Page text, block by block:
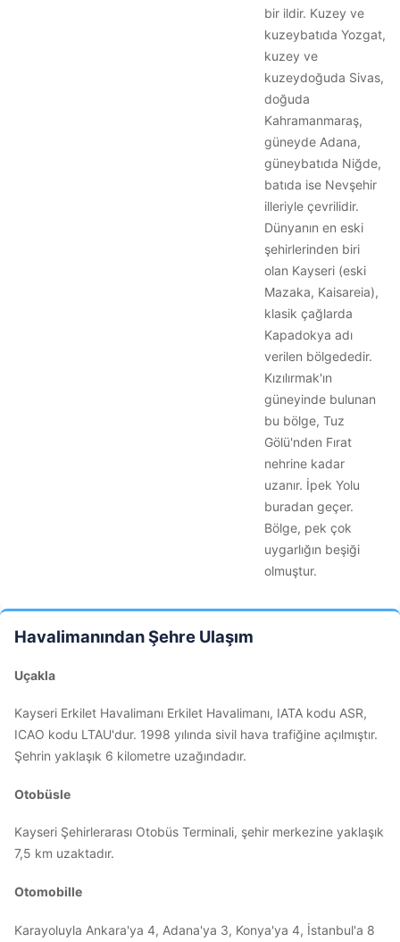
bir ildir. Kuzey ve
kuzeybatıda Yozgat,
kuzey ve
kuzeydoğuda Sivas,
doğuda
Kahramanmaraş,
güneyde Adana,
güneybatıda Niğde,
batıda ise Nevşehir
illeriyle çevrilidir.
Dünyanın en eski
şehirlerinden biri
olan Kayseri (eski
Mazaka, Kaisareia),
klasik çağlarda
Kapadokya adı
verilen bölgededir.
Kızılırmak'ın
güneyinde bulunan
bu bölge, Tuz
Gölü'nden Fırat
nehrine kadar
uzanır. İpek Yolu
buradan geçer.
Bölge, pek çok
uygarlığın beşiği
olmuştur.
Havalimanından Şehre Ulaşım
Uçakla
Kayseri Erkilet Havalimanı Erkilet Havalimanı, IATA kodu ASR,
ICAO kodu LTAU'dur. 1998 yılında sivil hava trafiğine açılmıştır.
Şehrin yaklaşık 6 kilometre uzağındadır.
Otobüsle
Kayseri Şehirlerarası Otobüs Terminali, şehir merkezine yaklaşık
7,5 km uzaktadır.
Otomobille
Karayoluyla Ankara'ya 4, Adana'ya 3, Konya'ya 4, İstanbul'a 8